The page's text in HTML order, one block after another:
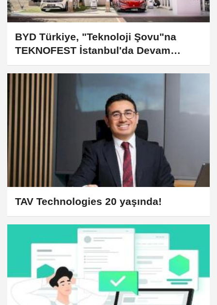
BYD Türkiye, "Teknoloji Şovu"na
TEKNOFEST İstanbul'da Devam
Ediyor
TAV Technologies 20 yaşında!